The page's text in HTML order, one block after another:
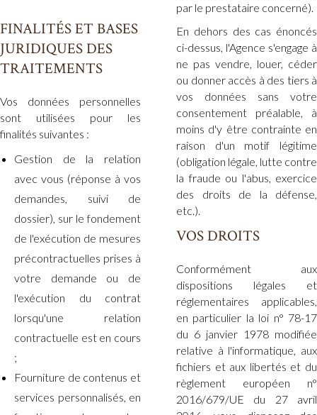
FINALITÉS ET BASES
JURIDIQUES DES
TRAITEMENTS
Vos données personnelles
sont utilisées pour les
finalités suivantes :
Gestion de la relation
avec vous (réponse à vos
demandes, suivi de
dossier), sur le fondement
de l'exécution de mesures
précontractuelles prises à
votre demande ou de
l'exécution du contrat
lorsqu'une relation
contractuelle est en cours
;
Fourniture de contenus et
services personnalisés, en
par le prestataire concerné).
En dehors des cas énoncés
ci-dessus, l'Agence s'engage à
ne pas vendre, louer, céder
ou donner accès à des tiers à
vos données sans votre
consentement préalable, à
moins d'y être contrainte en
raison d'un motif légitime
(obligation légale, lutte contre
la fraude ou l'abus, exercice
des droits de la défense,
etc.).
VOS DROITS
Conformément aux
dispositions légales et
réglementaires applicables,
en particulier la loi n° 78-17
du 6 janvier 1978 modifiée
relative à l'informatique, aux
fichiers et aux libertés et du
règlement européen n°
2016/679/UE du 27 avril